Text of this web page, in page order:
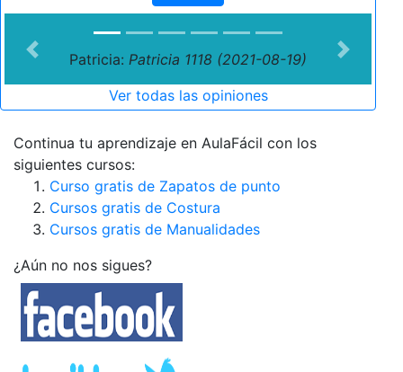
Patricia: Patricia 1118 (2021-08-19)
Previous Next
Ver todas las opiniones
Continua tu aprendizaje en AulaFácil con los
siguientes cursos:
Curso gratis de Zapatos de punto
Cursos gratis de Costura
Cursos gratis de Manualidades
¿Aún no nos sigues?